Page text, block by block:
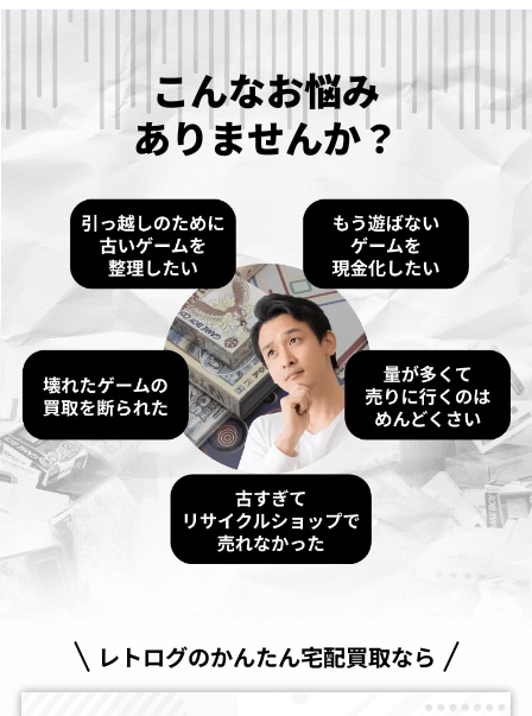
こんなお悩み
ありませんか？
レトログのかんたん宅配買取なら